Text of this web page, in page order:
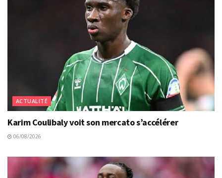
ACTUALITÉ
Karim Coulibaly voit son mercato s’accélérer
06/08/2026